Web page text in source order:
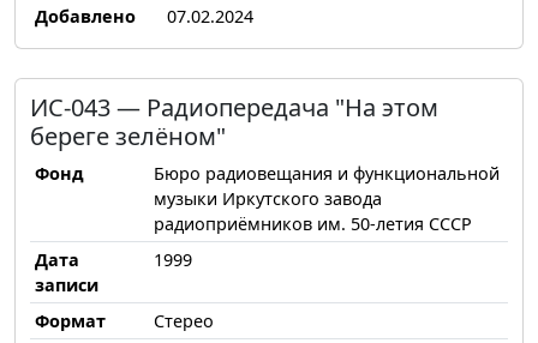
Добавлено
07.02.2024
ИС-043 — Радиопередача "На этом
береге зелёном"
Фонд
Бюро радиовещания и функциональной
музыки Иркутского завода
радиоприёмников им. 50-летия СССР
Дата
записи
1999
Формат
Стерео